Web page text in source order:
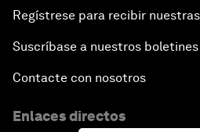
Regístrese para recibir
Suscríbase a nuestros boletines
Contacte con nosotros
Enlaces directos